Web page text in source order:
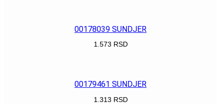
00178039 SUNDJER
1.573 RSD
00179461 SUNDJER
1.313 RSD